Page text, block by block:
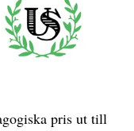
pris ut till